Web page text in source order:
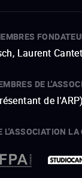
Laurent
DE
de